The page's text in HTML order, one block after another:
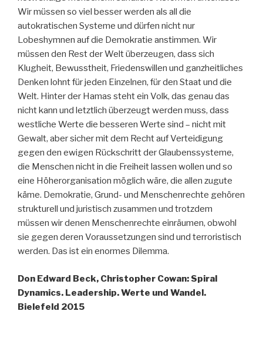
Wir müssen so viel besser werden als all die
autokratischen Systeme und dürfen nicht nur
Lobeshymnen auf die Demokratie anstimmen. Wir
müssen den Rest der Welt überzeugen, dass sich
Klugheit, Bewusstheit, Friedenswillen und ganzheitliches
Denken lohnt für jeden Einzelnen, für den Staat und die
Welt. Hinter der Hamas steht ein Volk, das genau das
nicht kann und letztlich überzeugt werden muss, dass
westliche Werte die besseren Werte sind – nicht mit
Gewalt, aber sicher mit dem Recht auf Verteidigung
gegen den ewigen Rückschritt der Glaubenssysteme,
die Menschen nicht in die Freiheit lassen wollen und so
eine Höherorganisation möglich wäre, die allen zugute
käme. Demokratie, Grund- und Menschenrechte gehören
strukturell und juristisch zusammen und trotzdem
müssen wir denen Menschenrechte einräumen, obwohl
sie gegen deren Voraussetzungen sind und terroristisch
werden. Das ist ein enormes Dilemma.
Don Edward Beck, Christopher Cowan: Spiral
Dynamics. Leadership. Werte und Wandel.
Bielefeld 2015